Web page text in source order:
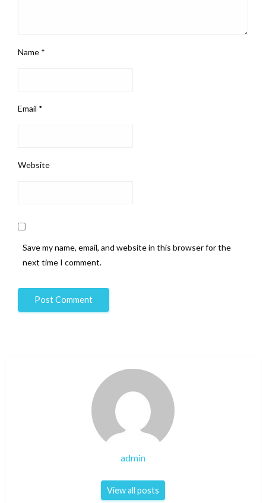
Name *
Email *
Website
Save my name, email, and website in this browser for the
next time I comment.
admin
View all posts